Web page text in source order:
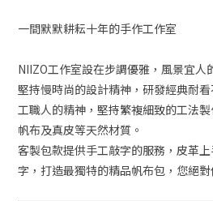
一間默默耕耘十年的手作工作室
NIIZO工作室設在步調優雅，風景宜人
堅持慢時尚的設計精神，研發經典耐
工職人的精神，堅持繁複細致的工法
帆布及真皮等天然材質。
客製包款提供手工敲字的服務，皮革
字，打造最獨特的精品帆布包，您絕對